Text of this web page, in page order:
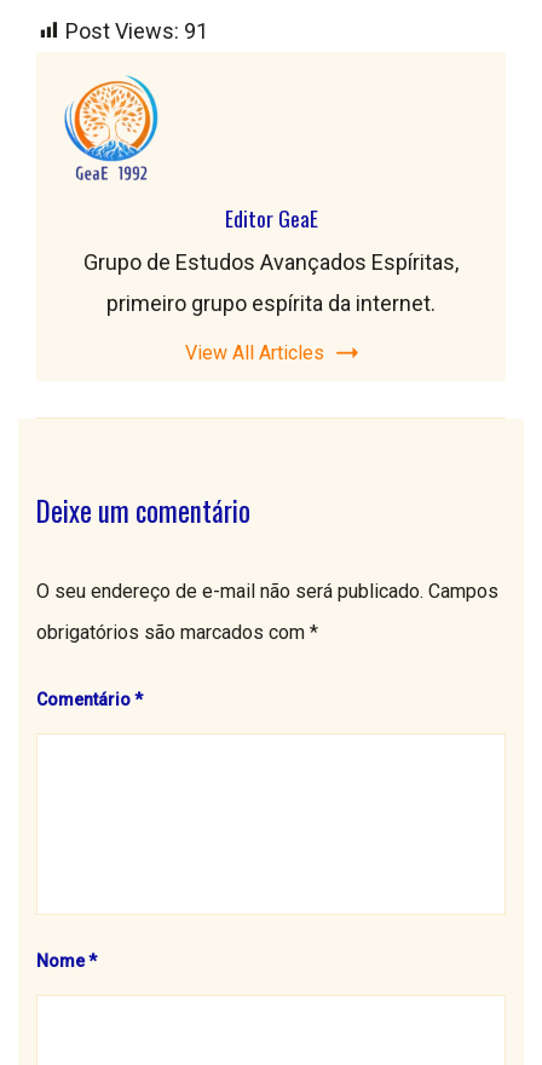
Post Views: 91
Editor GeaE
Grupo de Estudos Avançados Espíritas,
primeiro grupo espírita da internet.
View All Articles
Deixe um comentário
O seu endereço de e-mail não será publicado. Campos
obrigatórios são marcados com *
Comentário*
Nome*